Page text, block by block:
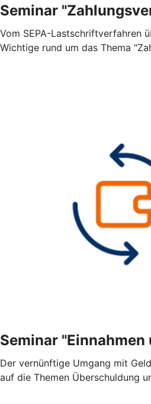
Seminar
Vom SEPA-Lastschriftverfahren
Wichtige rund um das Thema
Seminar
Der vernünftige Umgang mit
auf die Themen Überschuldung